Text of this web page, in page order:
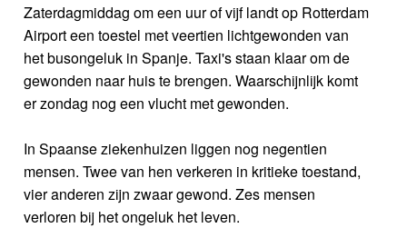
Zaterdagmiddag om een uur of vijf landt op Rotterdam
Airport een toestel met veertien lichtgewonden van
het busongeluk in Spanje. Taxi's staan klaar om de
gewonden naar huis te brengen. Waarschijnlijk komt
er zondag nog een vlucht met gewonden.
In Spaanse ziekenhuizen liggen nog negentien
mensen. Twee van hen verkeren in kritieke toestand,
vier anderen zijn zwaar gewond. Zes mensen
verloren bij het ongeluk het leven.